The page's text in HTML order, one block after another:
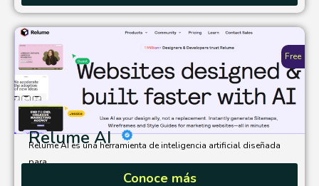
Relume AI
Relume AI es una herramienta de inteligencia artificial diseñada
para...
Conoce más
Free